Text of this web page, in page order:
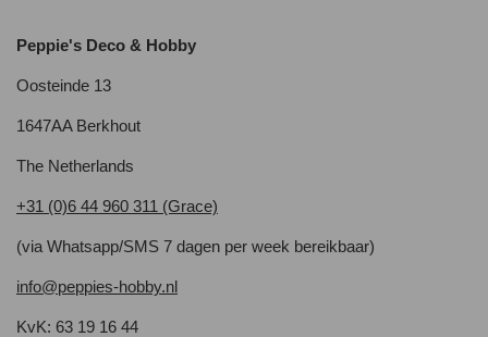
Peppie's Deco & Hobby
Oosteinde 13
1647AA Berkhout
The Netherlands
+31 (0)6 44 960 311 (Grace)
(via Whatsapp/SMS 7 dagen per week bereikbaar)
info@peppies-hobby.nl
KvK: 63 19 16 44